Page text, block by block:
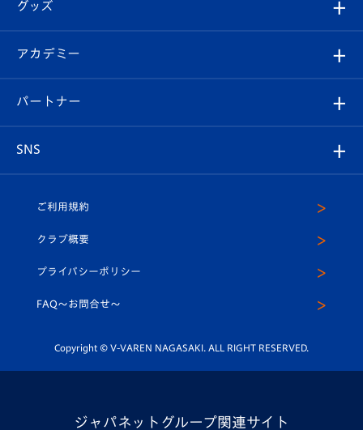
チケット
イベント
メディア
ホームタウン
スタッフプロフィール
マスコット紹介
平和祈念活動
ホームタウン活動
Revive Team
ヴィヴィくんの長崎おもてなしガイド
フォトギャラリー
スタジアムグルメ
V-LOVERS（ファンクラブ）
プレイヤーズスイート
グッズ
オンラインショップ
店舗情報
アカデミー
育成からのお知らせ
U-18
スクール
パートナー
SNS
ヴィヴィくんインスタグラム
公式LINE＠
ご利用規約
クラブ概要
プライバシーポリシー
FAQ〜お問合せ〜
Copyright © V-VAREN NAGASAKI. ALL RIGHT RESERVED.
ジャパネットグループ関連サイト